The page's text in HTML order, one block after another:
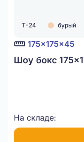
Т-24 бурый
175x175x45
Шоу бокс
На складе: